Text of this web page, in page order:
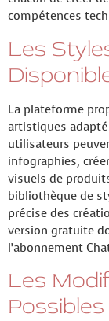
compétences
Les
La plateforme
artistiques
utilisateurs
infographies,
visuels de
bibliothèque de
précise des
version gratuite
l’abonnement
Les
Possibles